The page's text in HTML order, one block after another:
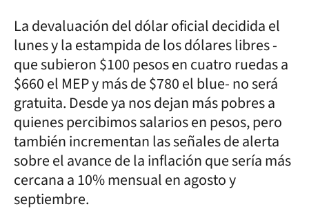
La devaluación del dólar oficial decidida el
lunes y la estampida de los dólares libres -
que subieron $100 pesos en cuatro ruedas a
$660 el MEP y más de $780 el blue- no será
gratuita. Desde ya nos dejan más pobres a
quienes percibimos salarios en pesos, pero
también incrementan las señales de alerta
sobre el avance de la inflación que sería más
cercana a 10% mensual en agosto y
septiembre.